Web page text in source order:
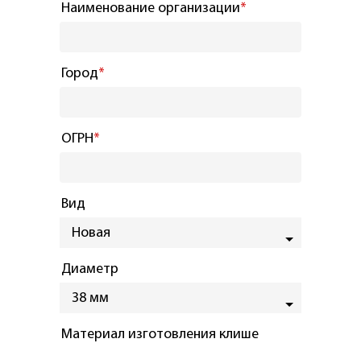
Наименование организации*
Город*
ОГРН*
Вид
Новая
Диаметр
38 мм
Материал изготовления клише